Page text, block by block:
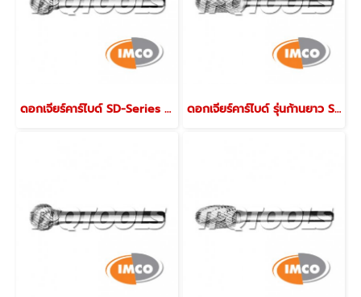
ดอกเจียร์คาร์ไบด์ SD-Series (Metric) ดอกเจียร์คาร์ไบด์ รุ่นก้านยาว SC-Series (Metric)